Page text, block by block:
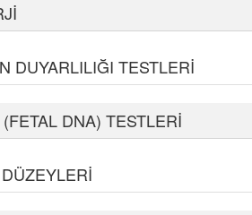
DUYARLILIĞI TESTLERİ
DNA) TESTLERİ